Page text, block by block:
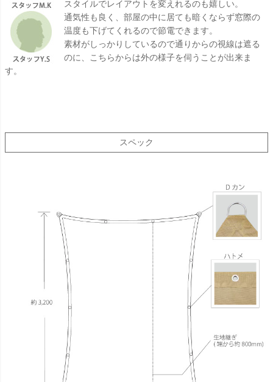
スタイルでレイアウトを変えれるのも嬉しい。
通気性も良く、部屋の中に居ても暗くならず窓際の
温度も下げてくれるので節電できます。
素材がしっかりしているので通りからの視線は遮る
のに、こちらからは外の様子を伺うことが出来ま
す。
スペック